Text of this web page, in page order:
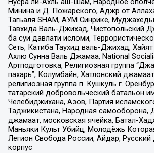
Минина и Д. Пожарского, Аджр от
Тагьаля SHAM, АУМ Синрике,
Тавхида Валь-Джихад, Чистопольский
ба суи давлати исломи,
Сеть, Катиба Таухид валь-Джихад,
Ахлю Сунна Валь Джамаа, National
Артподготовка, Религиозная группа
пахарь”, Колумбайн, Хатлонский
религиозная группа п. Кушкуль г.
татарский добровольческий батальон
Челебиджихана, Азов, Партия
Таджикистана, Народная самооборона,
джамаат, московская ячейка, Батал-
Маньяки Культ Убийц, Молодёжь
Легион Свобода России, Айдар,
корпус